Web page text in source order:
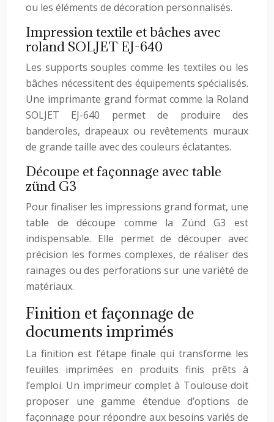
ou les éléments de décoration personnalisés.
Impression textile et bâches avec
roland SOLJET EJ-640
Les supports souples comme les textiles ou les
bâches nécessitent des équipements spécialisés.
Une imprimante grand format comme la Roland
SOLJET EJ-640 permet de produire des
banderoles, drapeaux ou revêtements muraux
de grande taille avec des couleurs éclatantes.
Découpe et façonnage avec table
zünd G3
Pour finaliser les impressions grand format, une
table de découpe comme la Zünd G3 est
indispensable. Elle permet de découper avec
précision les formes complexes, de réaliser des
rainages ou des perforations sur une variété de
matériaux.
Finition et façonnage de
documents imprimés
La finition est l’étape finale qui transforme les
feuilles imprimées en produits finis prêts à
l’emploi. Un imprimeur complet à Toulouse doit
proposer une gamme étendue d’options de
façonnage pour répondre aux besoins variés de